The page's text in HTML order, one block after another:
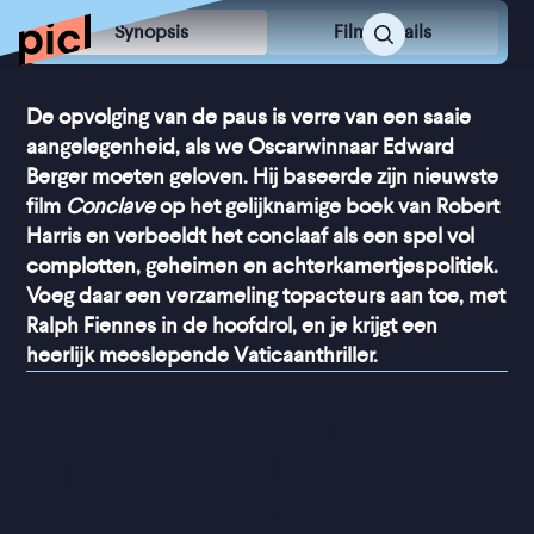
Synopsis Film Details
De opvolging van de paus is verre van een saaie
aangelegenheid, als we Oscarwinnaar Edward
Berger moeten geloven. Hij baseerde zijn nieuwste
film Conclaveop het gelijknamige boek van Robert
Harris en verbeeldt het conclaaf als een spel vol
complotten, geheimen en achterkamertjespolitiek.
Voeg daar een verzameling topacteurs aan toe, met
Ralph Fiennes in de hoofdrol, en je krijgt een
heerlijk meeslepende Vaticaanthriller.